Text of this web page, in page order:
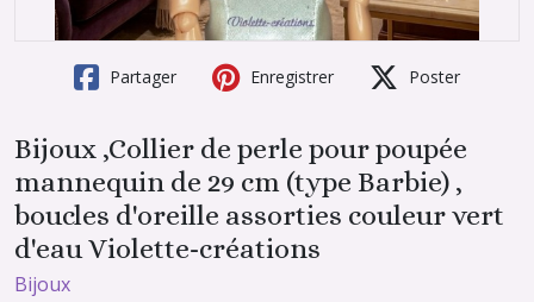
Partager Enregistrer Poster
Bijoux ,Collier de perle pour poupée
mannequin de 29 cm (type Barbie) ,
boucles d'oreille assorties couleur vert
d'eau Violette-créations
Bijoux